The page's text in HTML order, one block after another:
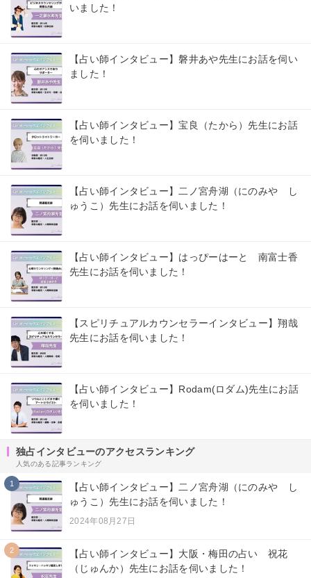
いました！
【占い師インタビュー】磐井あや先生にお話を伺い
ました！
【占い師インタビュー】宝良（たから）先生にお話
を伺いました！
【占い師インタビュー】二ノ宮舟湖（にのみや し
ゅうこ）先生にお話を伺いました！
【占い師インタビュー】はっぴーはーと 南富士香
先生にお話を伺いました！
【スピリチュアルカウンセラーインタビュー】翔哉
先生にお話を伺いました！
【占い師インタビュー】Rodam(ロダム)先生にお話
を伺いました！
独占インタビューのアクセスランキング
人気のある記事ランキング
1
【占い師インタビュー】二ノ宮舟湖（にのみや し
ゅうこ）先生にお話を伺いました！
2024年08月27日
2
【占い師インタビュー】大阪・梅田の占い 祝花
（じゅんか）先生にお話を伺いました！